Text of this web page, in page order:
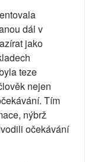
dál v
jako
teze
nejen
Tím
nýbrž
očekávání